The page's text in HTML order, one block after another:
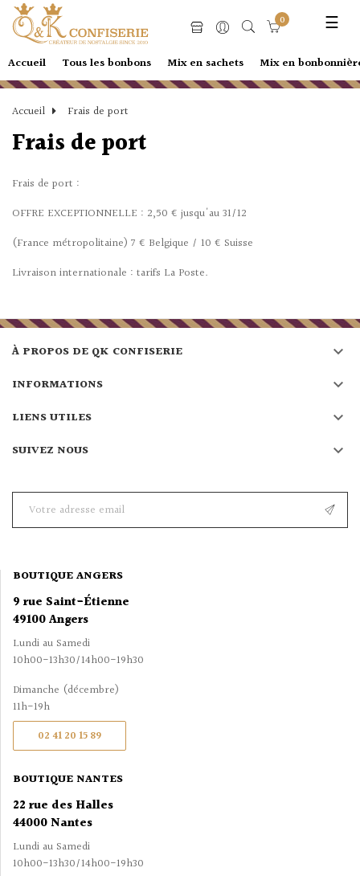
☰
0
Accueil Tous les bonbons Mix en sachets Mix en
Accueil Frais de port
Frais de port
Frais de port :
OFFRE EXCEPTIONNELLE : 2,50 € jusqu'au 31/12
(France métropolitaine) 7 € Belgique / 10 € Suisse
Livraison internationale : tarifs La Poste.
À PROPOS DE QK CONFISERIE 
INFORMATIONS 
LIENS UTILES 
SUIVEZ NOUS 
BOUTIQUE ANGERS
9 rue Saint-Étienne
49100 Angers
Lundi au Samedi
10h00-13h30/14h00-19h30
Dimanche (décembre)
11h-19h
02 41 20 15 89
BOUTIQUE NANTES
22 rue des Halles
44000 Nantes
Lundi au Samedi
10h00-13h30/14h00-19h30